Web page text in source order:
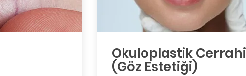
Okuloplastik Cerrahi
(Göz Estetiği)